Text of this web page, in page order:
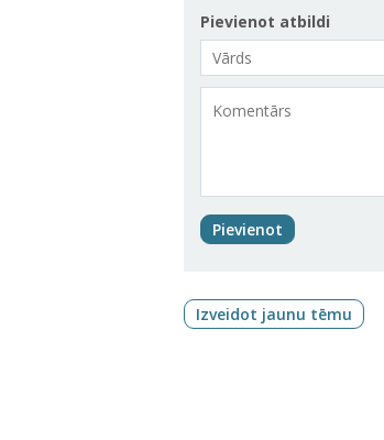
Pievienot atbildi
Pievienot
Izveidot jaunu tēmu